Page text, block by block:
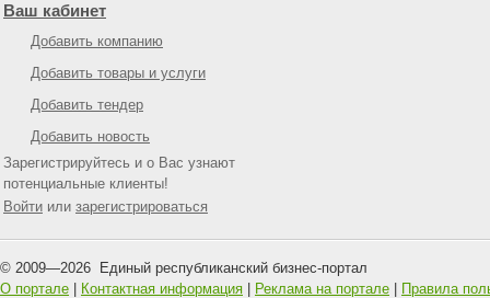
Ваш кабинет
Добавить компанию
Добавить товары и услуги
Добавить тендер
Добавить новость
Зарегистрируйтесь и о Вас узнают
потенциальные клиенты!
Войти или зарегистрироваться
© 2009—2026 Единый республиканский бизнес-портал
О портале
Контактная информация Реклама на портале Правила